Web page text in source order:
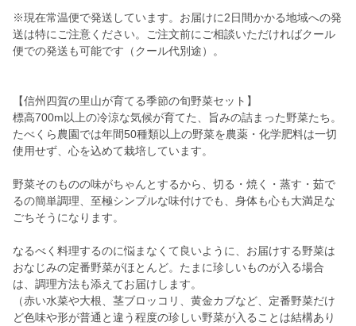
※現在常温便で発送しています。お届けに2日間かかる地域への発
送は特にご注意ください。ご注文前にご相談いただければクール
便での発送も可能です（クール代別途）。
【信州四賀の里山が育てる季節の旬野菜セット】
標高700m以上の冷涼な気候が育てた、旨みの詰まった野菜たち。
たべくら農園では年間50種類以上の野菜を農薬・化学肥料は一切
使用せず、心を込めて栽培しています。
野菜そのものの味がちゃんとするから、切る・焼く・蒸す・茹で
るの簡単調理、至極シンプルな味付けでも、身体も心も大満足な
ごちそうになります。
なるべく料理するのに悩まなくて良いように、お届けする野菜は
おなじみの定番野菜がほとんど。たまに珍しいものが入る場合
は、調理方法も添えてお届けします。
（赤い水菜や大根、茎ブロッコリ、黄金カブなど、定番野菜だけ
ど色味や形が普通と違う程度の珍しい野菜が入ることは結構あり